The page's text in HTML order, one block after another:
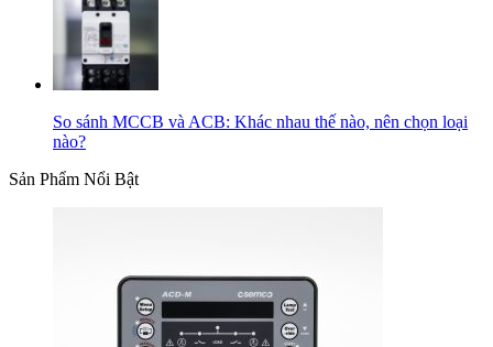
So sánh MCCB và ACB: Khác nhau thế nào, nên chọn loại
nào?
Sản Phẩm Nổi Bật